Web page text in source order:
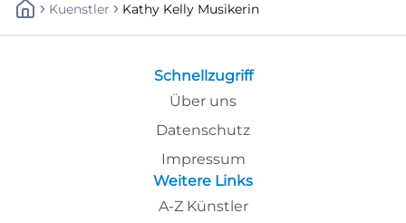
Kuenstler Kathy Kelly Musikerin
Schnellzugriff
Über uns
Datenschutz
Impressum
Weitere Links
A-Z Künstler